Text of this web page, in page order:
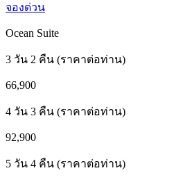
จองด่วน
Ocean Suite
3 วัน 2 คืน (ราคาต่อท่าน)
66,900
4 วัน 3 คืน (ราคาต่อท่าน)
92,900
5 วัน 4 คืน (ราคาต่อท่าน)